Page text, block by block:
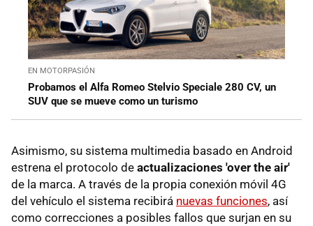
EN MOTORPASIÓN
Probamos el Alfa Romeo Stelvio Speciale 280 CV, un
SUV que se mueve como un turismo
Asimismo, su sistema multimedia basado en Android
estrena el protocolo de actualizaciones 'over the air'
de la marca. A través de la propia conexión móvil 4G
del vehículo el sistema recibirá nuevas funciones, así
como correcciones a posibles fallos que surjan en su